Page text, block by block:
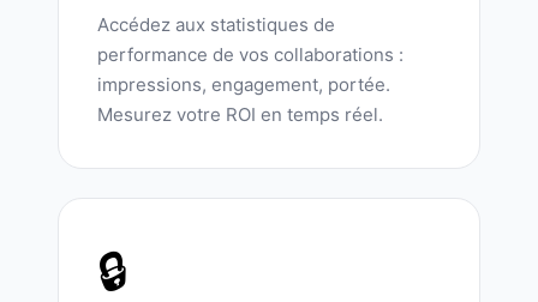
Accédez aux statistiques de
performance de vos collaborations :
impressions, engagement, portée.
Mesurez votre ROI en temps réel.
🔒